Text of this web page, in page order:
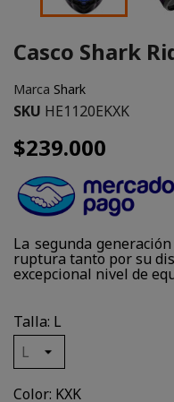
Casco Shark
Marca Shark
SKU HE1120EKXK
$239.000
La segunda
ruptura tanto por su
excepcional nivel de
Talla: L
Color: KXK